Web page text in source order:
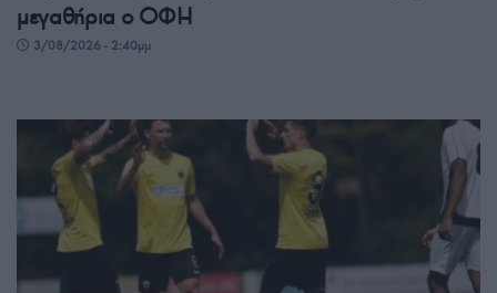
μεγαθήρια ο ΟΦΗ
3/08/2026 - 2:40μμ